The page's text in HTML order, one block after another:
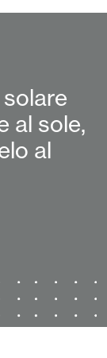
al sole,
al